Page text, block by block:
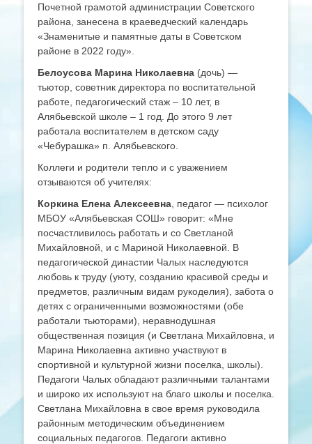
Почетной грамотой администрации Советского
района, занесена в краеведческий календарь
«Знаменитые и памятные даты в Советском
районе в 2022 году».
Белоусова Марина Николаевна (дочь) —
тьютор, советник директора по воспитательной
работе, педагогический стаж – 10 лет, в
Алябьевской школе – 1 год. До этого 9 лет
работала воспитателем в детском саду
«Чебурашка» п. Алябьевского.
Коллеги и родители тепло и с уважением
отзываются об учителях:
Коркина Елена Алексеевна , педагог — психолог
МБОУ «Алябьевская СОШ» говорит: «Мне
посчастливилось работать и со Светланой
Михайловной, и с Мариной Николаевной. В
педагогической династии Чалых наследуются
любовь к труду (уюту, созданию красивой среды и
предметов, различным видам рукоделия), забота о
детях с ограниченными возможностями (обе
работали тьюторами), неравнодушная
общественная позиция (и Светлана Михайловна, и
Марина Николаевна активно участвуют в
спортивной и культурной жизни поселка, школы).
Педагоги Чалых обладают различными талантами
и широко их используют на благо школы и поселка.
Светлана Михайловна в свое время руководила
районным методическим объединением
социальных педагогов. Педагоги активно